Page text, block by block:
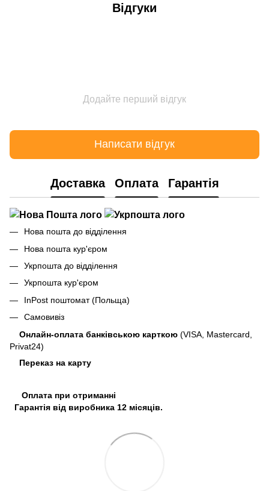
Відгуки
Додайте перший відгук
Написати відгук
Доставка Оплата Гарантія
Нова пошта до відділення
Нова пошта кур'єром
Укрпошта до відділення
Укрпошта кур'єром
InPost поштомат (Польща)
Самовивіз
Онлайн-оплата банківською карткою (VISA, Mastercard,
Privat24)
Переказ на карту
Оплата при отриманні
Гарантія від виробника 12 місяців.